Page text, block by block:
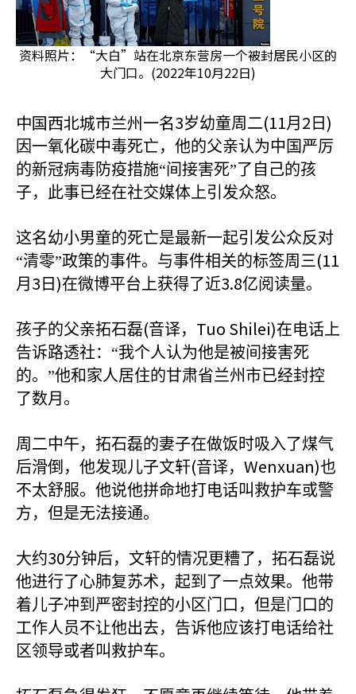
资料照片：“大白”站在北京东营房一个被封居民小区的
大门口。(2022年10月22日)
中国西北城市兰州一名3岁幼童周二(11月 2 日 )
因一氧化碳中毒死亡，他的父亲认为中国严厉
的新冠病毒防疫措施“间接害死”了自己的孩
子，此事已经在社交媒体上引发众怒。
这名幼小男童的死亡是最新一起引发公众反对
“清零”政策的事件。与事件相关的标签周三(11
月 3 日 )在微博平台上获得了近3.8亿阅读量。
孩子的父亲拓石磊(音译， Tuo Shilei)在电话上
告诉路透社：“我个人认为他是被间接害死
的。”他和家人居住的甘肃省兰州市已经封控
了数月。
周二中午，拓石磊的妻子在做饭时吸入了煤气
后滑倒，他发现儿子文轩(音译， Wenxuan)也
不太舒服。他说他拼命地打电话叫救护车或警
方，但是无法接通。
大约30分钟后，文轩的情况更糟了，拓石磊说
他进行了心肺复苏术，起到了一点效果。他带
着儿子冲到严密封控的小区门口，但是门口的
工作人员不让他出去，告诉他应该打电话给社
区领导或者叫救护车。